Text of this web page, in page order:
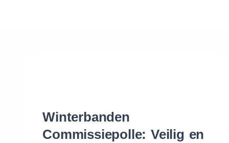
Winterbanden
Commissiepolle: Veilig en